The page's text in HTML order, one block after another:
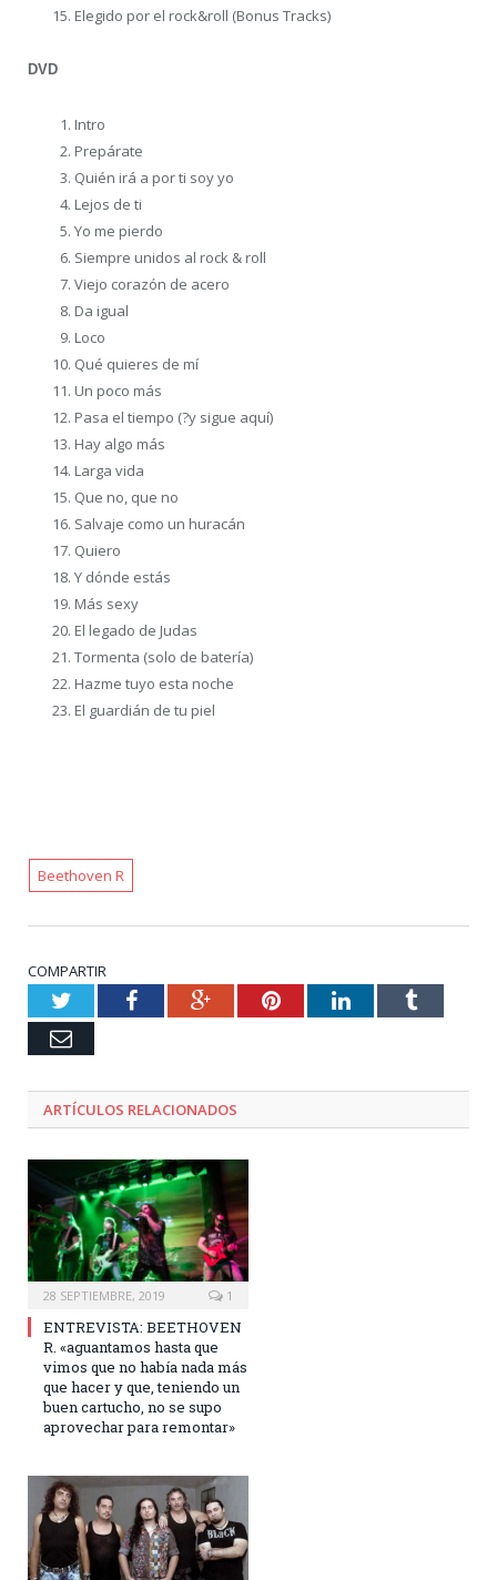
Elegido por el rock&roll (Bonus Tracks)
DVD
Intro
Prepárate
Quién irá a por ti soy yo
Lejos de ti
Yo me pierdo
Siempre unidos al rock & roll
Viejo corazón de acero
Da igual
Loco
Qué quieres de mí
Un poco más
Pasa el tiempo (?y sigue aquí)
Hay algo más
Larga vida
Que no, que no
Salvaje como un huracán
Quiero
Y dónde estás
Más sexy
El legado de Judas
Tormenta (solo de batería)
Hazme tuyo esta noche
El guardián de tu piel
Beethoven R
COMPARTIR
TwitterFacebookGoogle+PinterestLinkedInTumblr
Email
ARTÍCULOS RELACIONADOS
28 SEPTIEMBRE, 2019 1
ENTREVISTA: BEETHOVEN
R. «aguantamos hasta que
vimos que no había nada más
que hacer y que, teniendo un
buen cartucho, no se supo
aprovechar para remontar»